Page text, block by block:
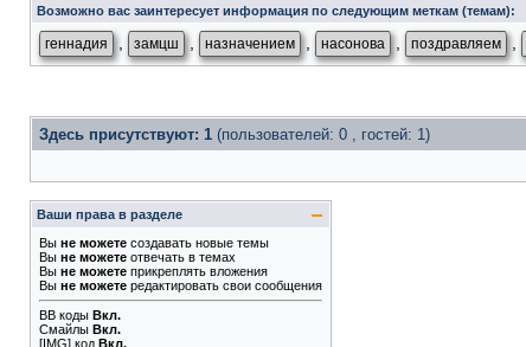
Возможно вас заинтересует информация по следующим меткам (темам):
геннадия замцш назначением насонова поздравляем
Здесь присутствуют: 1 (пользователей: 0 , гостей: 1)
Ваши права в разделе
Вы не можете создавать новые темы
Вы не можете отвечать в темах
Вы не можете прикреплять вложения
Вы не можете редактировать свои сообщения
BB коды Вкл.
Смайлы Вкл.
[IMG] код Вкл.